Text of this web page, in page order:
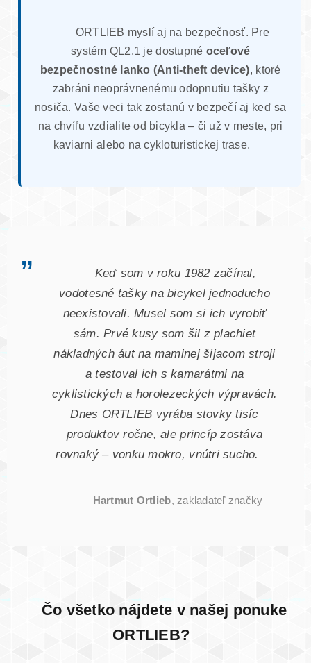
ORTLIEB myslí aj na bezpečnosť. Pre
systém QL2.1 je dostupné oceľové
bezpečnostné lanko (Anti-theft device), ktoré
zabráni neoprávnenému odopnutiu tašky z
nosiča. Vaše veci tak zostanú v bezpečí aj keď sa
na chvíľu vzdialite od bicykla – či už v meste, pri
kaviarni alebo na cykloturistickej trase.
„
Keď som v roku 1982 začínal,
vodotesné tašky na bicykel jednoducho
neexistovali. Musel som si ich vyrobiť
sám. Prvé kusy som šil z plachiet
nákladných áut na maminej šijacom stroji
a testoval ich s kamarátmi na
cyklistických a horolezeckých výpravách.
Dnes ORTLIEB vyrába stovky tisíc
produktov ročne, ale princíp zostáva
rovnaký – vonku mokro, vnútri sucho.
— Hartmut Ortlieb, zakladateľ značky
Čo všetko nájdete v našej ponuke
ORTLIEB?